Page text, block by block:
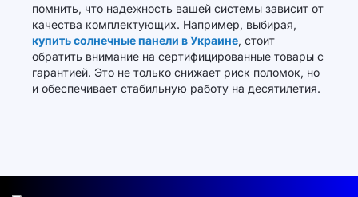
помнить, что надежность вашей системы зависит от
качества комплектующих. Например, выбирая,
купить солнечные панели в Украине, стоит
обратить внимание на сертифицированные товары с
гарантией. Это не только снижает риск поломок, но
и обеспечивает стабильную работу на десятилетия.